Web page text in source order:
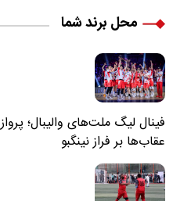
محل برند شما
فینال لیگ ملت‌های والیبال؛ پرواز
عقاب‌ها بر فراز نینگبو